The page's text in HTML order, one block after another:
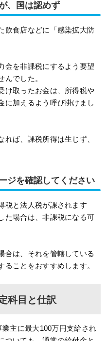
、国は認めず
飲食店などに「感染拡大防
金を非課税にするよう要望
んでした。
け取ったお金は、所得税や
に加えるよう呼び掛けまし
ば、課税所得は生じず、
ジを確認してください
税と法人税が課されます
た場合は、非課税になる可
合は、それを管轄している
ことをおすすめします。
科目と仕訳
主に最大100万円支給され